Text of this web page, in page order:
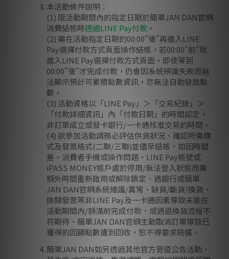
本活動條件說明：
(1) 限活動期間內的指定日期於簡單JAN DAN官網
消費結帳時透過LINE Pay付款 。
(2) 需在活動指定日期的00:00"後"再進入LINE
Pay選擇付款方式頁面操作結帳，若00:00"前"就
進入LINE Pay選擇付款方式頁面，即使等到
00:00"後"才完成付款，仍會因系統辨識失敗而無
法顯示預計可累積點數資訊，亦無法自動發放點
數。
(3) 活動資格以「LINE Pay」＞「交易紀錄」＞
「付款詳細資訊」內「付款日期」的時間認定，
非訂單成立或發卡銀行/一卡通核准交易的時間。
(4) 欲參加活動請務必評估供貨狀況、確認所需樣
式及發票格式(二聯/三聯)並儘早結帳，如因時間
差、消費者手機或操作問題、LINE Pay帳號或
iPASS MONEY帳戶處於停用/無法登入狀態而需
額外時間重新啟用或解除鎖定、遇銀行或簡單
JAN DAN官網系統維護/異常、缺貨/斷貨/換貨、
換開發票等非LINE Pay及一卡通因素導致未能在
活動期間內/額滿前完成付款，或遇退換貨流程不
符期待、簡單JAN DAN官網主動取消訂單導致已
獲得的回饋點數遭到回收，恕不得要求賠償。
簡單JAN DAN如另透過其他官方管道公告活動，